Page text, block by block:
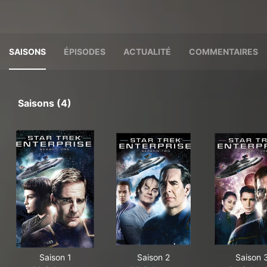
SAISONS ÉPISODES ACTUALITÉ COMMENTAIRES
Saisons (4)
Saison 1
Saison 2
Saison